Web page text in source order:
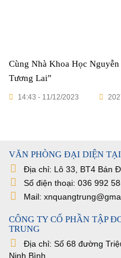
Cùng Nhà Khoa Học
Tương Lai”
14:43 - 11/12/2023
VĂN PHÒNG ĐẠI DIỆN
Địa chỉ: Lô 33, BT4 Bán
Số điện thoại: 036 992
Mail:
CÔNG TY CỔ PHẦN TẬP
TRUNG
Địa chỉ: Số 68 đường
Ninh Bình